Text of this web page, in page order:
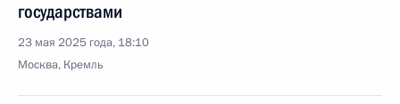
государствами
23 мая 2025 года, 18:10
Москва, Кремль